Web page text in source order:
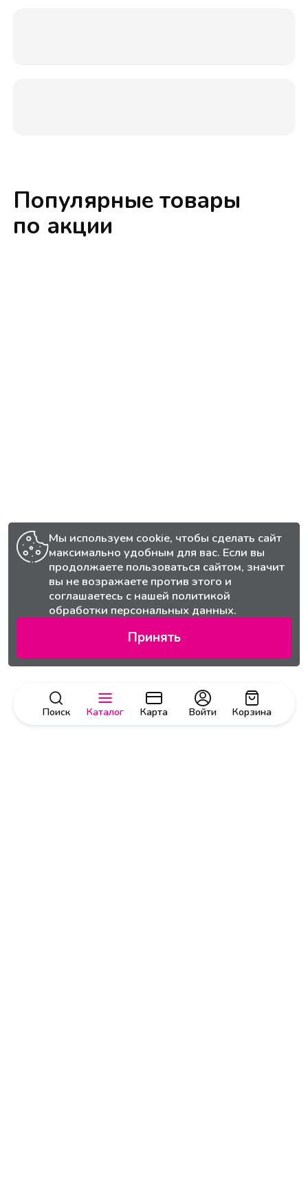
Поиск Каталог Карта Корзина
Войти
Популярные товары
по акции
Мы используем cookie, чтобы сделать сайт
максимально удобным для вас. Если вы
продолжаете пользоваться сайтом, значит
вы не возражаете против этого и
соглашаетесь с нашей политикой
обработки персональных данных.
Принять